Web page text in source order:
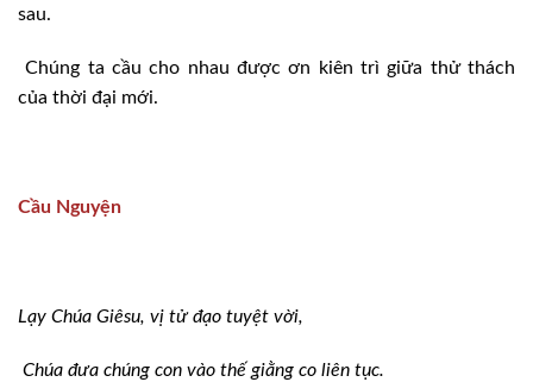
sau.
Chúng ta cầu cho nhau được ơn kiên trì giữa thử thách
của thời đại mới.
Cầu Nguyện
Lạy Chúa Giêsu, vị tử đạo tuyệt vời,
Chúa đưa chúng con vào thế giằng co liên tục.